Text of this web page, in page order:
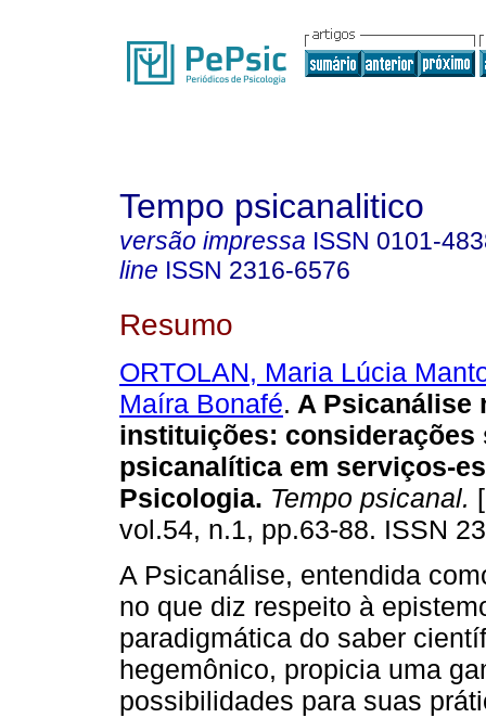
Tempo psicanalitico
versão impressa ISSN 0101-
line ISSN 2316-6576
Resumo
ORTOLAN, Maria Lúcia
Maíra Bonafé. A Psicanálise
instituições: considerações
psicanalítica em serviços-
Psicologia. Tempo psicanal.
vol.54, n.1, pp.63-88. ISSN
A Psicanálise, entendida
no que diz respeito à
paradigmática do saber
hegemônico, propicia uma
possibilidades para suas